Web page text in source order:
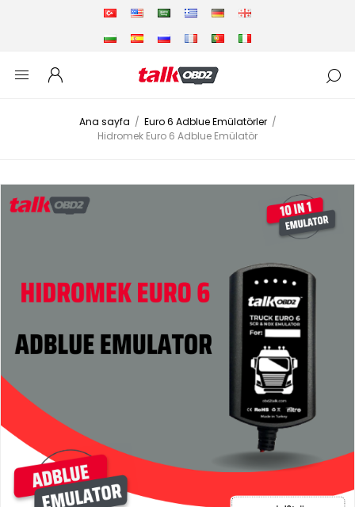
Ana sayfa / Euro 6 Adblue Emülatörler /
Hidromek Euro 6 Adblue Emülatör